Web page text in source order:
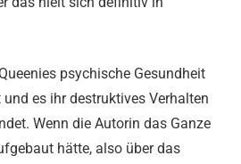
psychische Gesundheit
es ihr destruktives Verhalten
Wenn die Autorin das Ganze
hätte, also über das